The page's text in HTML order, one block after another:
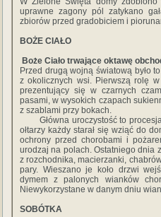
uprawne zagony pól zatykano
zbiorów przed gradobiciem i
BOŻE CIAŁO
Boże Ciało trwające oktawę
Przed drugą wojną światową było
z okolicznych wsi. Pierwszą rolę
prezentujący się w czarnych
pasami, w wysokich czapach
z szablami przy bokach.
Główna uroczystość to procesja
ołtarzy każdy starał się wziąć do
ochrony przed chorobami i
urodzaj na polach. Ostatniego dnia
z rozchodnika, macierzanki,
pary. Wieszano je koło drzwi
dymem z palonych wianków
Niewykorzystane w danym dniu
SOBÓTKA